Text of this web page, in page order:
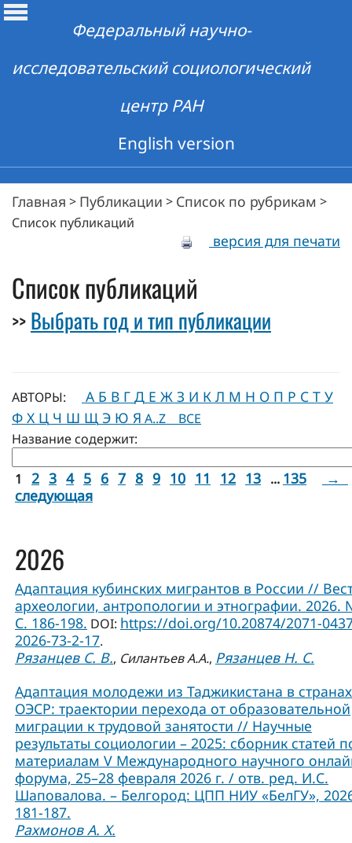
Федеральный научно-
исследовательский социологический
центр РАН
English version
Главная > Публикации > Список по рубрикам >
Список публикаций
версия для печати
Список публикаций
>>Выбрать год и тип публикации
АВТОРЫ: А Б В Г Д Е Ж З И К Л М Н О П Р С Т У
Ф Х Ц Ч Ш Щ Э Ю Я A..Z ВСЕ
Название содержит:
1 2 3 4 5 6 7 8 9 10 11 12 13 ... 135
→
следующая
2026
Адаптация кубинских мигрантов в России //
археологии, антропологии и этнографии. 2026.
С. 186-198. DOI: https://doi.org/10.20874/2071-
2026-73-2-17.
Рязанцев С. В., Силантьев А.А., Рязанцев Н. С.
Адаптация молодежи из Таджикистана в странах
ОЭСР: траектории перехода от образовательной
миграции к трудовой занятости // Научные
результаты социологии – 2025: сборник статей
материалам V Международного научного
форума, 25–28 февраля 2026 г. / отв. ред. И.С.
Шаповалова. – Белгород: ЦПП НИУ «БелГУ»,
181-187.
Рахмонов А. Х.